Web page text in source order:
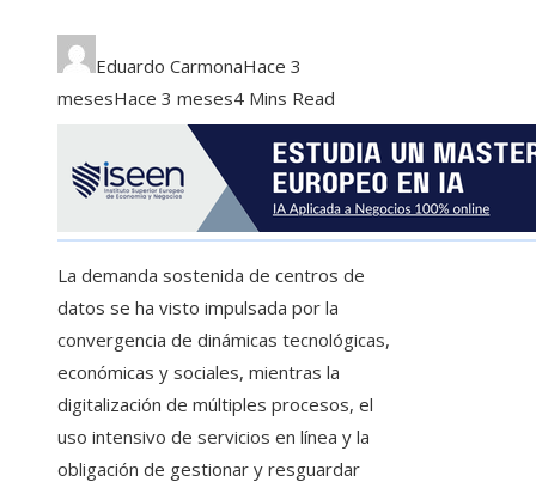
Eduardo CarmonaHace 3
mesesHace 3 meses4 Mins Read
La demanda sostenida de centros de
datos se ha visto impulsada por la
convergencia de dinámicas tecnológicas,
económicas y sociales, mientras la
digitalización de múltiples procesos, el
uso intensivo de servicios en línea y la
obligación de gestionar y resguardar